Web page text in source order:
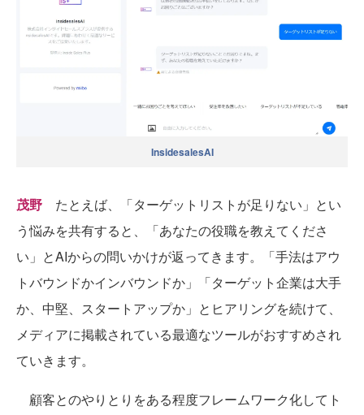
InsidesalesAI
茂野 たとえば、「ターゲットリストが足りない」とい
う悩みを共有すると、「あなたの役職を教えてくださ
い」とAIからの問いかけが返ってきます。「手法はアウ
トバウンドかインバウンドか」「ターゲット企業は大手
か、中堅、スタートアップか」とヒアリングを続けて、
メディアに掲載されている最適なツールがおすすめされ
ていきます。
顧客とのやりとりをある程度フレームワーク化してト